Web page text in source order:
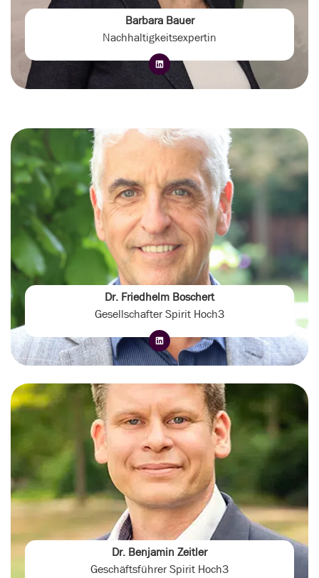
Barbara Bauer
Nachhaltigkeitsexpertin
Dr. Friedhelm Boschert
Gesellschafter Spirit Hoch3
Dr. Benjamin Zeitler
Geschäftsführer Spirit Hoch3